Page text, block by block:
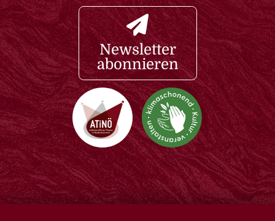
Newsletter
abonnieren